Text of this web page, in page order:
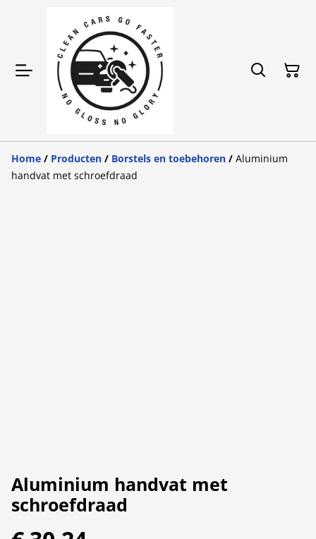
Home / Producten / Borstels en toebehoren / Aluminium
handvat met schroefdraad
Aluminium handvat met
schroefdraad